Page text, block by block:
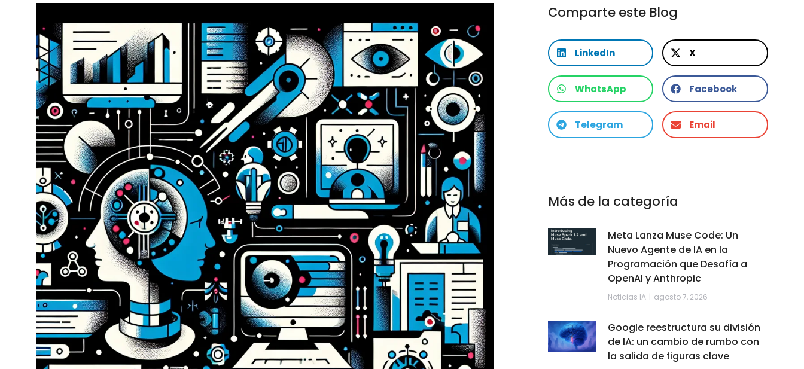
Comparte este Blog
LinkedIn X
WhatsApp Facebook
Telegram Email
Más de la categoría
Meta Lanza Muse Code: Un
Nuevo Agente de IA en la
Programación que Desafía a
OpenAI y Anthropic
Noticias IA agosto 7, 2026
Google reestructura su división
de IA: un cambio de rumbo con
la salida de figuras clave